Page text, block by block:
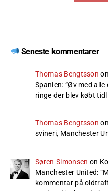
Seneste kommentarer
Thomas Bengtsson on
Spanien: “Øv med alle
ringe der blev købt
Thomas Bengtsson on
svineri, Manchester
Søren Simonsen on
Manchester United: “
kommentar på